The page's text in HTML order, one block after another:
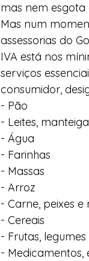
mas nem esgota
Mas num
assessorias do
IVA está nos
serviços
consumidor,
- Pão
- Leites,
- Água
- Farinhas
- Massas
- Arroz
- Carne, peixes e
- Cereais
- Frutas,
-